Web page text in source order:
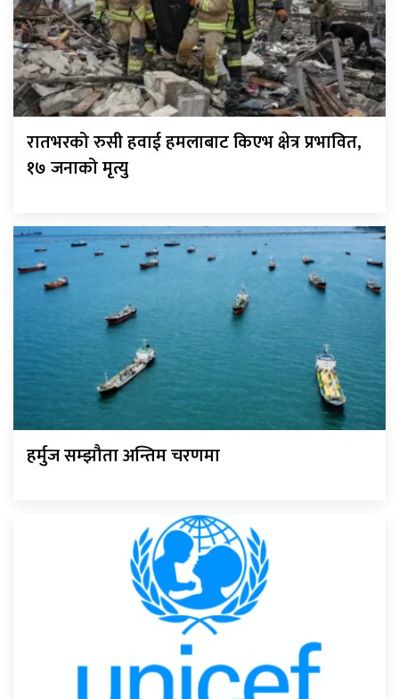
रातभरको रुसी हवाई हमलाबाट किएभ क्षेत्र प्रभावित,
१७ जनाको मृत्यु
हर्मुज सम्झौता अन्तिम चरणमा